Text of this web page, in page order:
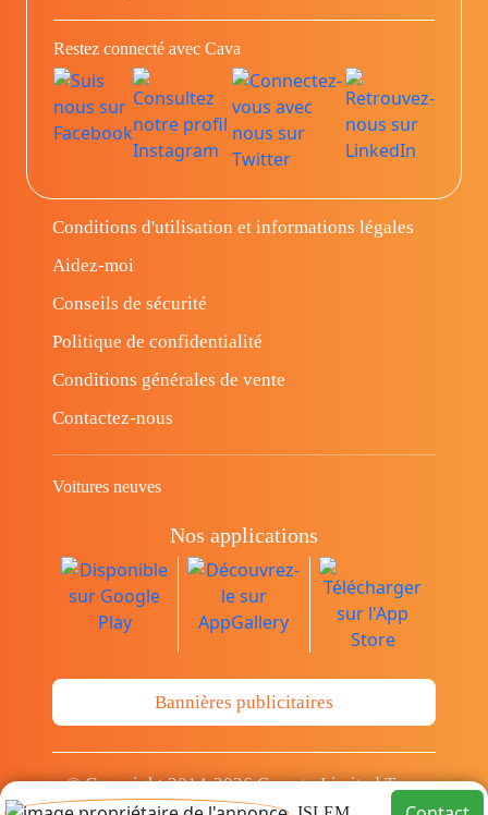
Restez connecté avec Cava
Conditions d'utilisation et informations légales
Aidez-moi
Conseils de sécurité
Politique de confidentialité
Conditions générales de vente
Contactez-nous
Voitures neuves
Nos applications
Bannières publicitaires
© Copyright 2014-2026 Cava.tn Limited Tous